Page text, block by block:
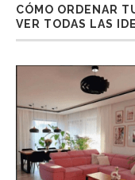
CÓMO ORDENAR
VER TODAS LAS